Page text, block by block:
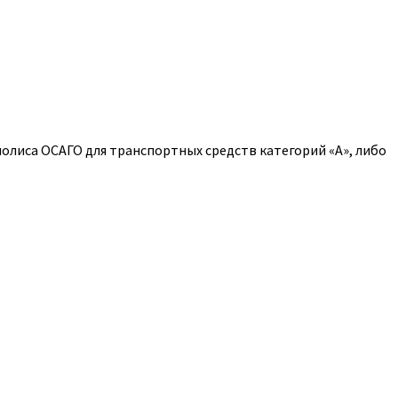
ОСАГО для транспортных средств категорий «A», либо